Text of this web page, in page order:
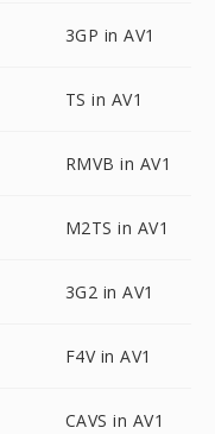
3GP in AV1
TS in AV1
RMVB in AV1
M2TS in AV1
3G2 in AV1
F4V in AV1
CAVS in AV1